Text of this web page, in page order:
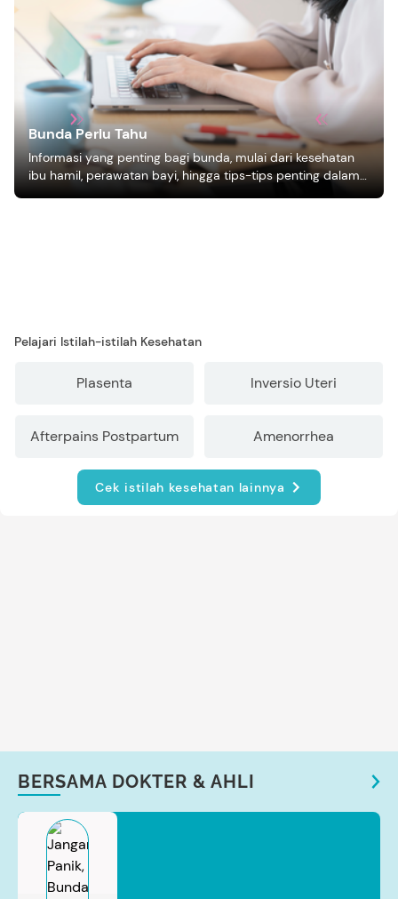
Bunda Perlu Tahu
Informasi yang penting bagi bunda, mulai dari kesehatan
ibu hamil, perawatan bayi, hingga tips-tips penting dalam
mengasuh anak
Pelajari Istilah-istilah Kesehatan
Plasenta Inversio Uteri
Afterpains Postpartum Amenorrhea
Cek istilah kesehatan lainnya
BERSAMA DOKTER & AHLI